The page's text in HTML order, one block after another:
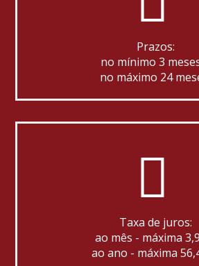
Prazos:
no mínimo 3
no máximo 24
Taxa de juros:
ao mês - máxima
ao ano - máxima